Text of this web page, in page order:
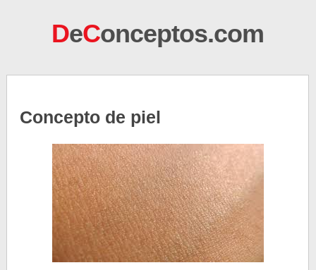
DeConceptos.com
Concepto de piel